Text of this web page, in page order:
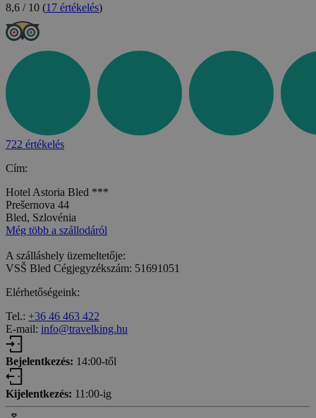
8,6 / 10 (17 értékelés)
722 értékelés
Cím:
Hotel Astoria Bled ***
Prešernova 44
Bled, Szlovénia
Még több a szállodáról
A szálláshely üzemeltetője:
VSŠ Bled Cégjegyzékszám: 51691051
Elérhetőségeink:
Tel.: +36 46 463 422
E-mail: info@travelking.hu
Bejelentkezés: 14:00-től
Kijelentkezés: 11:00-ig